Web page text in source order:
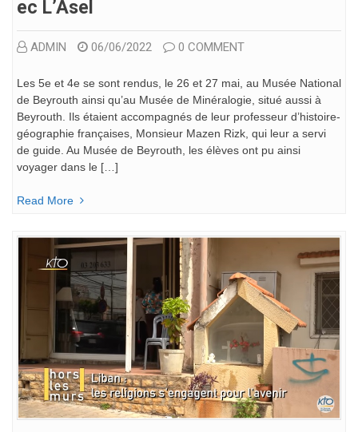
Ec L’Asel
ADMIN 06/06/2022 0 COMMENT
Les 5e et 4e se sont rendus, le 26 et 27 mai, au Musée National
de Beyrouth ainsi qu’au Musée de Minéralogie, situé aussi à
Beyrouth. Ils étaient accompagnés de leur professeur d’histoire-
géographie françaises, Monsieur Mazen Rizk, qui leur a servi
de guide. Au Musée de Beyrouth, les élèves ont pu ainsi
voyager dans le […]
Read More